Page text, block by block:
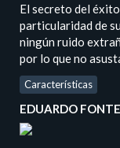
El secreto del
particularidad de
ningún ruido
por lo que no
Características
EDUARDO